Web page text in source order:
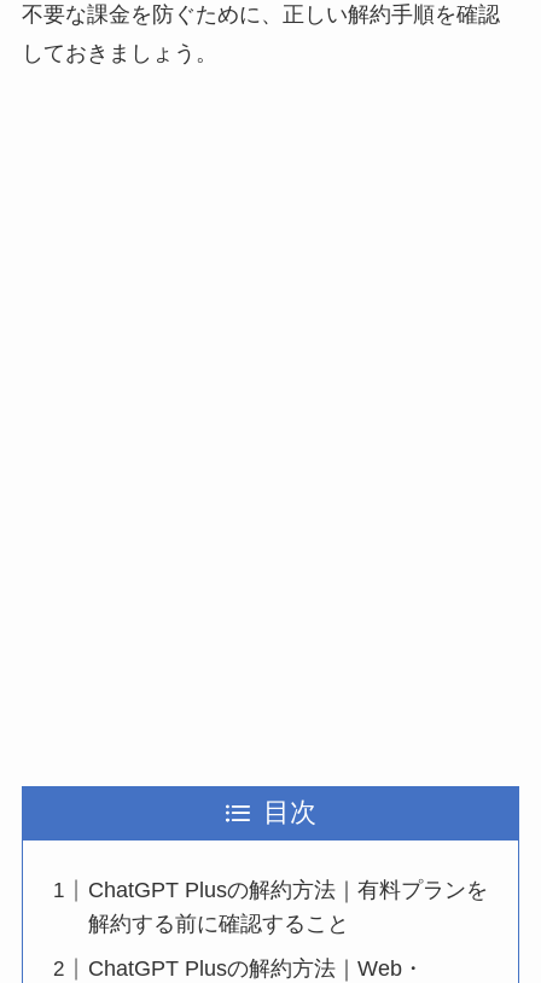
不要な課金を防ぐために、正しい解約手順を確認
しておきましょう。
目次
ChatGPT Plusの解約方法｜有料プランを
解約する前に確認すること
ChatGPT Plusの解約方法｜Web・